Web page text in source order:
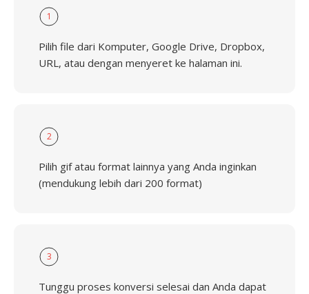
1
Pilih file dari Komputer, Google Drive, Dropbox,
URL, atau dengan menyeret ke halaman ini.
2
Pilih gif atau format lainnya yang Anda inginkan
(mendukung lebih dari 200 format)
3
Tunggu proses konversi selesai dan Anda dapat